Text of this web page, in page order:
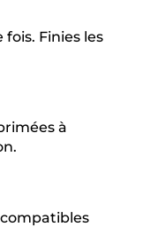
fois. Finies les
à